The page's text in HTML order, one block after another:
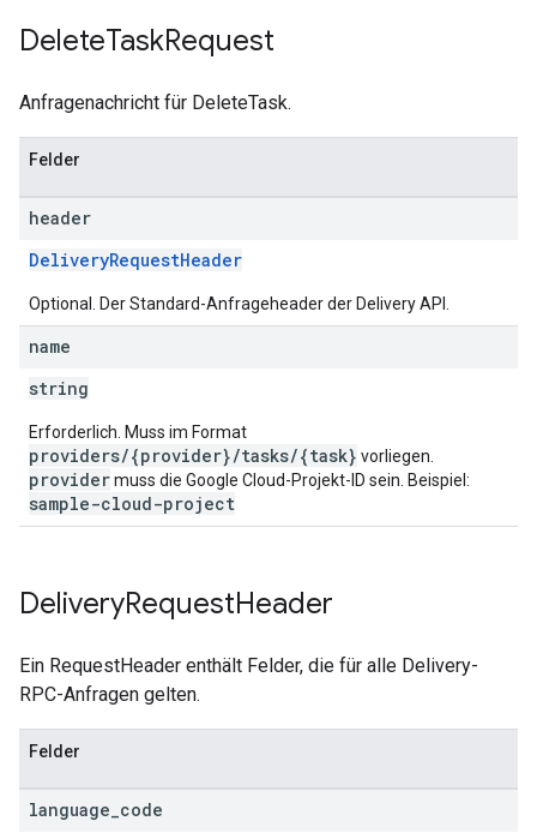
DeleteTaskRequest
Anfragenachricht für DeleteTask.
Felder
header
DeliveryRequestHeader
Optional. Der Standard-Anfrageheader der Delivery API.
name
string
Erforderlich. Muss im Format
providers/{provider}/tasks/{task} vorliegen.
providermuss die Google Cloud-Projekt-ID sein. Beispiel:
sample-cloud-project
DeliveryRequestHeader
Ein RequestHeader enthält Felder, die für alle Delivery-
RPC-Anfragen gelten.
Felder
language code